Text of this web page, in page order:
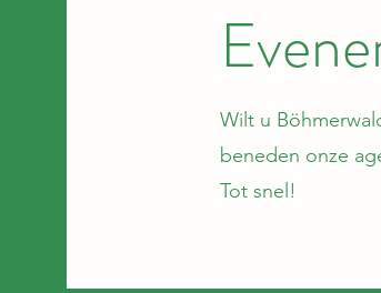
Wilt u
beneden onze
Tot snel!